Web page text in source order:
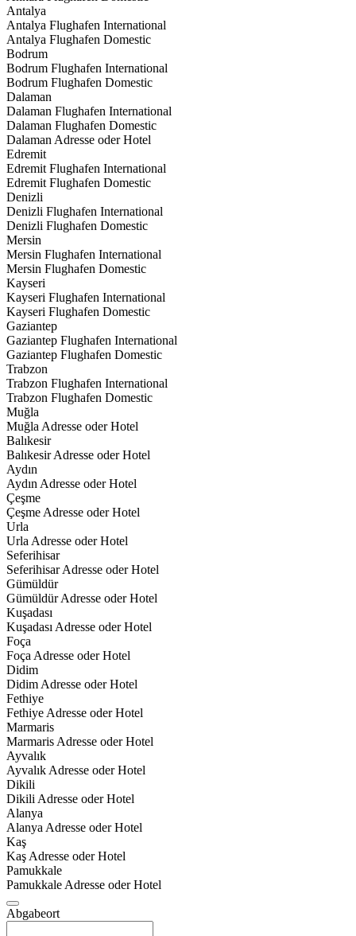
Antalya
Antalya Flughafen International
Antalya Flughafen Domestic
Bodrum
Bodrum Flughafen International
Bodrum Flughafen Domestic
Dalaman
Dalaman Flughafen International
Dalaman Flughafen Domestic
Dalaman Adresse oder Hotel
Edremit
Edremit Flughafen International
Edremit Flughafen Domestic
Denizli
Denizli Flughafen International
Denizli Flughafen Domestic
Mersin
Mersin Flughafen International
Mersin Flughafen Domestic
Kayseri
Kayseri Flughafen International
Kayseri Flughafen Domestic
Gaziantep
Gaziantep Flughafen International
Gaziantep Flughafen Domestic
Trabzon
Trabzon Flughafen International
Trabzon Flughafen Domestic
Muğla
Muğla Adresse oder Hotel
Balıkesir
Balıkesir Adresse oder Hotel
Aydın
Aydın Adresse oder Hotel
Çeşme
Çeşme Adresse oder Hotel
Urla
Urla Adresse oder Hotel
Seferihisar
Seferihisar Adresse oder Hotel
Gümüldür
Gümüldür Adresse oder Hotel
Kuşadası
Kuşadası Adresse oder Hotel
Foça
Foça Adresse oder Hotel
Didim
Didim Adresse oder Hotel
Fethiye
Fethiye Adresse oder Hotel
Marmaris
Marmaris Adresse oder Hotel
Ayvalık
Ayvalık Adresse oder Hotel
Dikili
Dikili Adresse oder Hotel
Alanya
Alanya Adresse oder Hotel
Kaş
Kaş Adresse oder Hotel
Pamukkale
Pamukkale Adresse oder Hotel
Abgabeort